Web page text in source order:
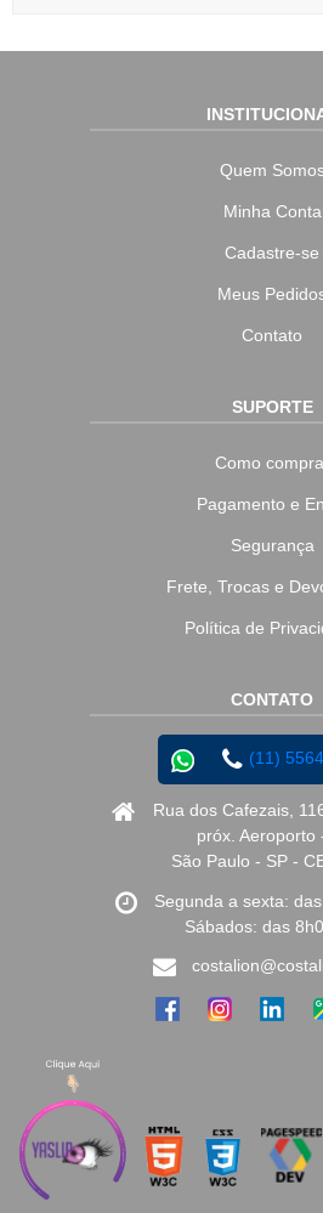
Quem
Minha Conta
Cadastre-se
Meus
Contato
SUPORTE
Como
Pagamento e
Segurança
Frete, Trocas e
Política de
CONTATO
(11)
Rua dos Cafezais,
próx. Aeroporto
São Paulo - SP -
Segunda a sexta:
Sábados: das